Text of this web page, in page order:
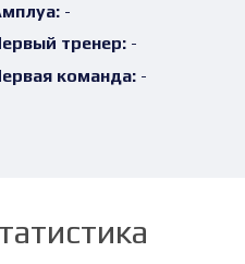
-
тренер:-
команда:-